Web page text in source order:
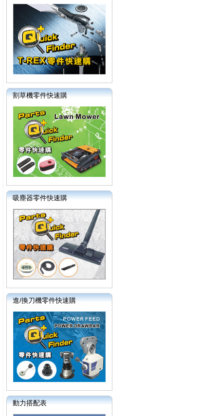
割草機零件快速購
吸塵器零件快速購
進/換刀機零件快速購
動力搭配表